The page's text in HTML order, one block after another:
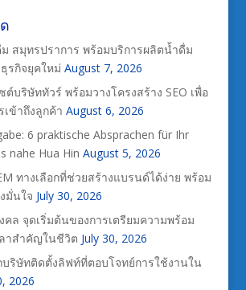
สมุทรปราการ พร้อมบริการผลิตน้ำดื่ม
รกิจยุคใหม่ August 7, 2026
ต์บริษัททัวร์ พร้อมวางโครงสร้าง SEO เพื่อ
เข้าถึงลูกค้า August 6, 2026
6 praktische Absprachen für Ihr
nahe Hua Hin August 5, 2026
ทางเลือกที่ช่วยสร้างแบรนด์ได้ง่าย พร้อม
มั่นใจ July 30, 2026
คล จุดเริ่มต้นของการเตรียมความพร้อม
าสำคัญในชีวิต July 30, 2026
บริษัทติดตั้งลิฟท์ที่ตอบโจทย์การใช้งานใน
2026